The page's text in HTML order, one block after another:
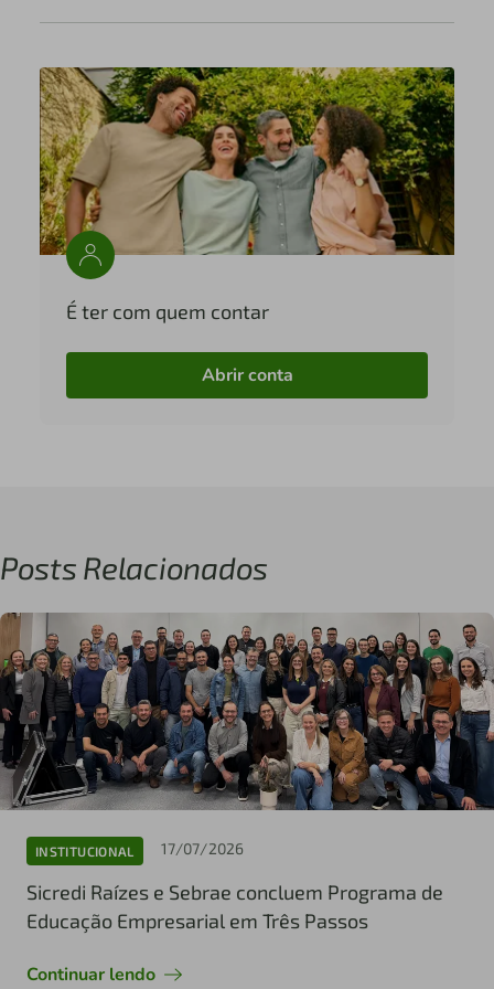
É ter com quem contar
Abrir conta
Posts Relacionados
INSTITUCIONAL 17/07/2026
Sicredi Raízes e Sebrae concluem Programa de
Educação Empresarial em Três Passos
Continuar lendo